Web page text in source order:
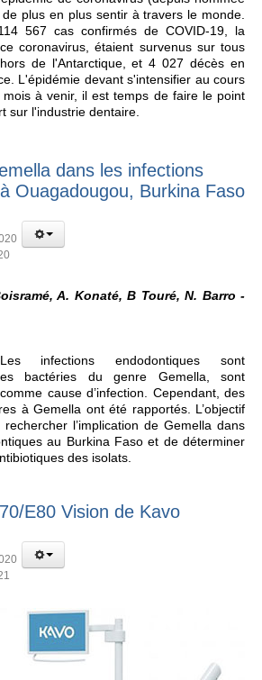
de plus en plus sentir à travers le monde.
567 cas confirmés de COVID-19, la
coronavirus, étaient survenus sur tous
de l'Antarctique, et 4 027 décès en
L'épidémie devant s'intensifier au cours
à venir, il est temps de faire le point
sur l'industrie dentaire.
dans les infections
Ouagadougou, Burkina Faso
A. Konaté, B Touré, N. Barro -
infections endodontiques sont
bactéries du genre Gemella, sont
cause d’infection. Cependant, des
à Gemella ont été rapportés. L’objectif
l’implication de Gemella dans
au Burkina Faso et de déterminer
des isolats.
E80 Vision de Kavo